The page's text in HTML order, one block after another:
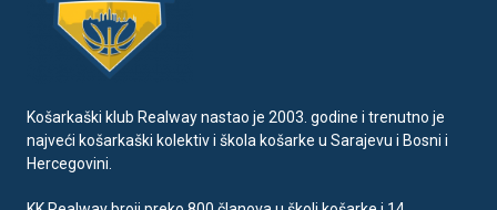
Košarkaški klub Realway nastao je 2003. godine i trenutno je
najveći košarkaški kolektiv i škola košarke u Sarajevu i Bosni i
Hercegovini.